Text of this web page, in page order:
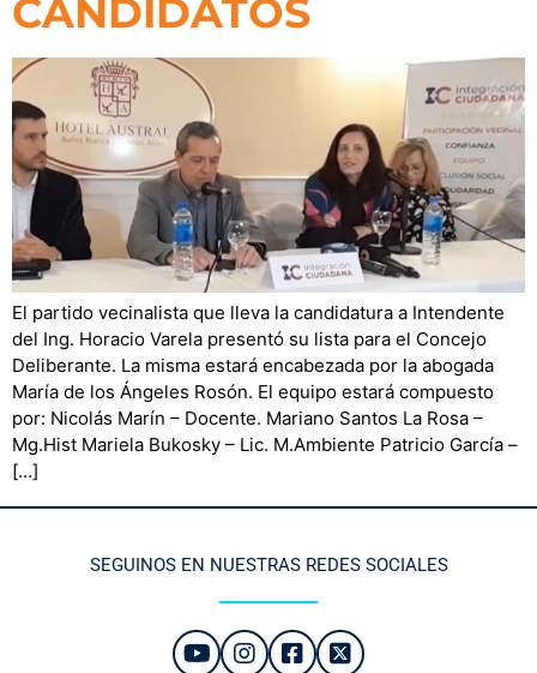
CANDIDATOS
El partido vecinalista que lleva la candidatura a Intendente
del Ing. Horacio Varela presentó su lista para el Concejo
Deliberante. La misma estará encabezada por la abogada
María de los Ángeles Rosón. El equipo estará compuesto
por: Nicolás Marín – Docente. Mariano Santos La Rosa –
Mg.Hist Mariela Bukosky – Lic. M.Ambiente Patricio García –
[…]
SEGUINOS EN NUESTRAS REDES SOCIALES